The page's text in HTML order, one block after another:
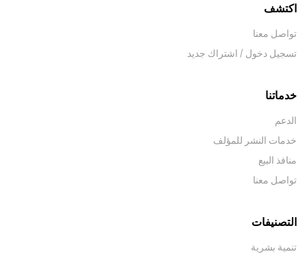
اكتشف
تواصل معنا
تسجيل دخول / اشتراك جديد
خدماتنا
الدعم
خدمات النشر للمؤلف
منافذ البيع
تواصل معنا
التصنيفات
تنمية بشرية